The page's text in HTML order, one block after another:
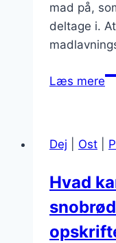
mad på,
deltage i.
Læs mere
Dej Ost
Hvad